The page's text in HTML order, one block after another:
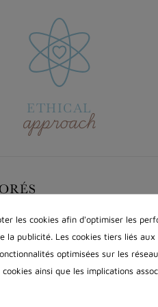
ETHICAL
approach
les cookies afin d'optimiser les
la publicité. Les cookies tiers liés
optimisées sur les
ainsi que les implications